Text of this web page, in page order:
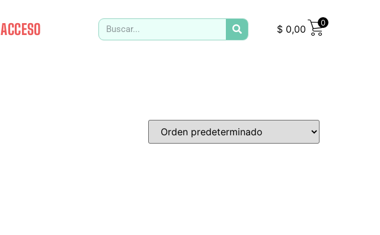
ACCESO $0,00
0